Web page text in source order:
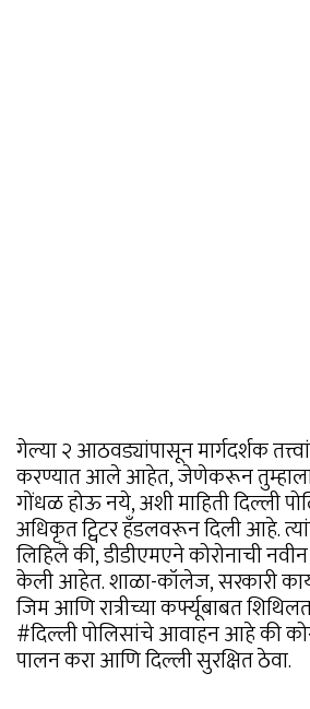
गेल्या २ आठवड्यांपासून मार्गदर्शक
करण्यात आले आहेत, जेणेकरून तुम्हाला
गोंधळ होऊ नये, अशी माहिती दिल्ली
अधिकृत ट्विटर हँडलवरून दिली आहे.
लिहिले की, डीडीएमएने कोरोनाची नवीन
केली आहेत. शाळा-कॉलेज, सरकारी
जिम आणि रात्रीच्या कर्फ्यूबाबत
#दिल्ली पोलिसांचे आवाहन आहे की
पालन करा आणि दिल्ली सुरक्षित ठेवा.